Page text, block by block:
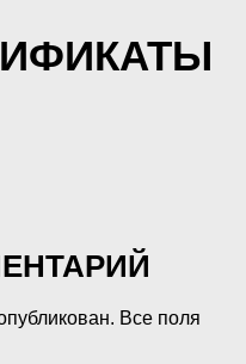
Все поля